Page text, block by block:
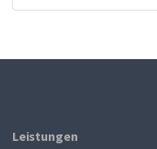
Leistungen